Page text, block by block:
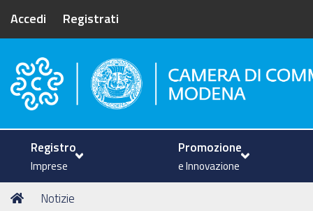
Accedi Registrati
Camera di Commercio di
Registro
Imprese
Promozione
e Innovazione
Tu
Home
Notizie